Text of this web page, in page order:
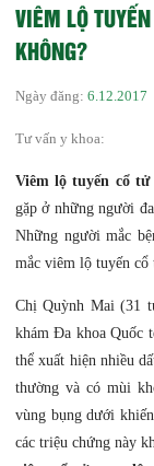
VIÊM LỘ
KHÔNG?
Ngày đăng: 6.12.2017
Tư vấn y khoa:
Viêm lộ tuyến cổ tử
gặp ở những người
Những người mắc
mắc viêm lộ tuyến cổ
Chị Quỳnh Mai (31
khám Đa khoa Quốc
thể xuất hiện nhiều
thường và có mùi
vùng bụng dưới
các triệu chứng này